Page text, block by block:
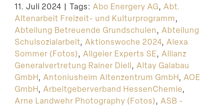
Suche
11. Juli 2024 | Tags: Abo Energery AG, Abt.
Altenarbeit Freizeit- und Kulturprogramm,
Abteilung Betreuende Grundschulen, Abteilung
Schulsozialarbeit, Aktionswoche 2024, Alexa
Sommer (Fotos), Allgeier Experts SE, Allianz
Generalvertretung Rainer Diell, Altay Galabau
GmbH, Antoniusheim Altenzentrum GmbH, AOE
GmbH, Arbeitgeberverband HessenChemie,
Arne Landwehr Photography (Fotos), ASB -